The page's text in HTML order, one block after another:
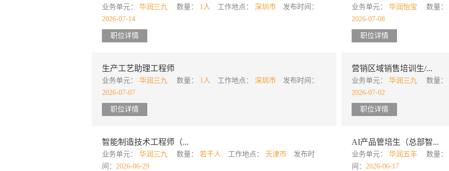
业务单元： 华润三九 数量： 1人 工作地点： 深圳市
发布时间：
2026-07-14
职位详情
业务单元： 华润怡宝 数量：
2026-07-08
职位详情
生产工艺助理工程师
业务单元： 华润三九 数量： 1人 工作地点： 深圳市
发布时间：
2026-07-07
职位详情
营销区域销售培训生/...
业务单元： 华润三九 数量：
2026-07-02
职位详情
智能制造技术工程师（...
业务单元： 华润三九 数量： 若干人 工作地点： 天津市
发布时
间： 2026-06-29
AI产品管培生（总部智...
业务单元： 华润五丰 数量：
间： 2026-06-17